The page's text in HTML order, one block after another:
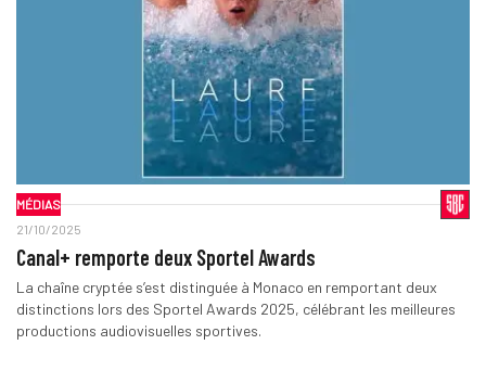
MÉDIAS
21/10/2025
Canal+ remporte deux Sportel Awards
La chaîne cryptée s’est distinguée à Monaco en remportant deux
distinctions lors des Sportel Awards 2025, célébrant les meilleures
productions audiovisuelles sportives.